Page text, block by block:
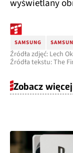
wyświetlany
SAMSUNG
Źródła zdjęć: Lech
Źródła tekstu: The
Zobacz więcej